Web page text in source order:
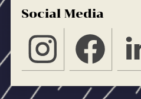
Social Media